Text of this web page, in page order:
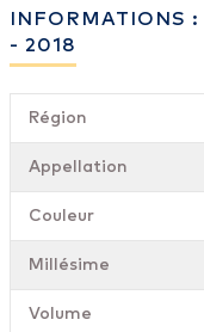
INFORMATIONS
- 2018
Région
Appellation
Couleur
Millésime
Volume